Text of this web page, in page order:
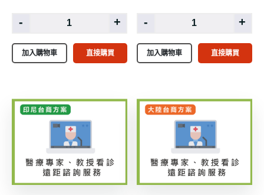
- +
加入購物車 直接購買
- +
加入購物車 直接購買